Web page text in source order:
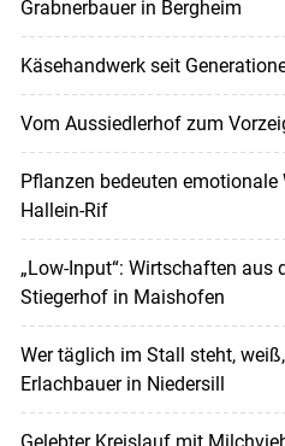
Grabnerbauer in Bergheim
Käsehandwerk seit
Vom Aussiedlerhof zum
Pflanzen bedeuten emotionale
Hallein-Rif
„Low-Input“: Wirtschaften aus
Stiegerhof in Maishofen
Wer täglich im Stall steht,
Erlachbauer in Niedersill
Gelebter Kreislauf mit